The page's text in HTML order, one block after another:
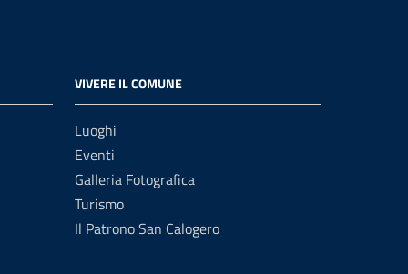
VIVERE IL COMUNE
Luoghi
Eventi
Galleria Fotografica
Turismo
Il Patrono San Calogero